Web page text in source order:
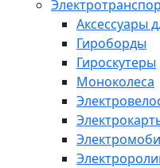
Аксессуары
Гироборды
Гироскутеры
Моноколеса